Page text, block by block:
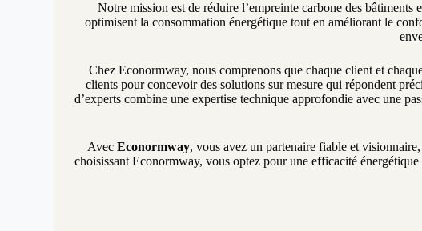
Notre mission est de réduire l’empreinte carbone des bâtiments
optimisent la consommation énergétique tout en améliorant le
Chez Econormway, nous comprenons que chaque client et
clients pour concevoir des solutions sur mesure qui répondent
d’experts combine une expertise technique approfondie avec une
Avec Econormway, vous avez un partenaire fiable et
choisissant Econormway, vous optez pour une efficacité